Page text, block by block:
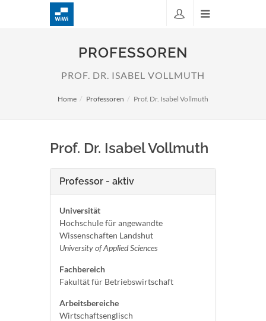
PROFESSOREN
PROF. DR. ISABEL VOLLMUTH
Home Professoren Prof. Dr. Isabel Vollmuth
Prof. Dr. Isabel Vollmuth
Professor - aktiv
Universität
Hochschule für angewandte
Wissenschaften Landshut
University of Applied Sciences
Fachbereich
Fakultät für Betriebswirtschaft
Arbeitsbereiche
Wirtschaftsenglisch